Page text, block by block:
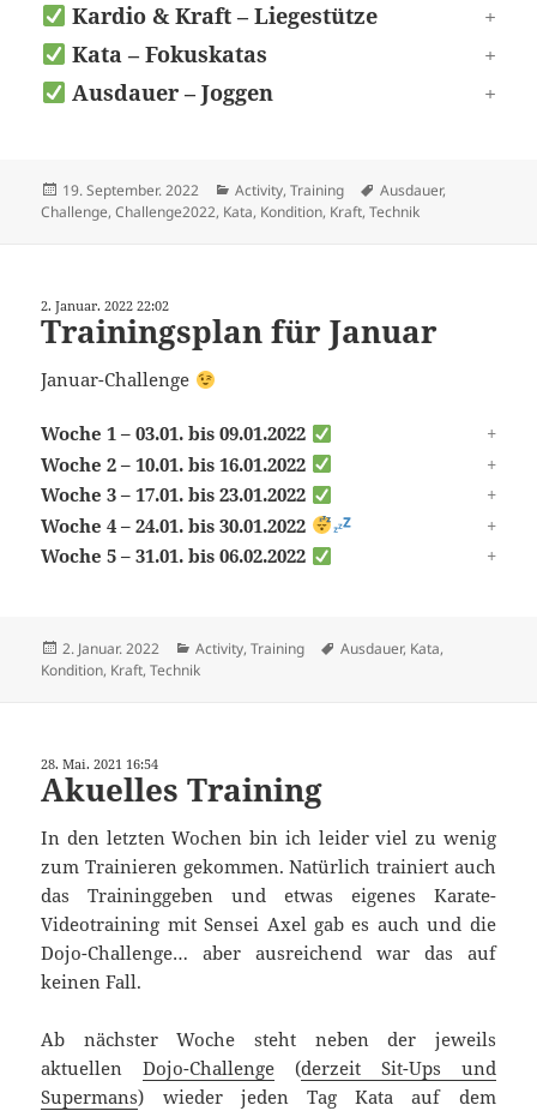
Kardio & Kraft – Liegestütze
Kata – Fokuskatas
Ausdauer – Joggen
Veröffentlicht
am
19. September. 2022 Kategorien
Activity,Training Schlagwörter
Ausdauer,
Challenge,Challenge2022, Kata, Kondition, Kraft,Technik
2. Januar. 2022 22:02
Trainingsplan für Januar
Januar-Challenge
Woche 1 – 03.01. bis 09.01.2022
Woche 2 – 10.01. bis 16.01.2022
Woche 3 – 17.01. bis 23.01.2022
Woche 4 – 24.01. bis 30.01.2022
Woche 5 – 31.01. bis 06.02.2022
Veröffentlicht
am
2. Januar. 2022 Kategorien
Activity,Training Schlagwörter
Ausdauer, Kata,
Kondition, Kraft,Technik
28. Mai. 2021 16:54
Akuelles Training
In den letzten Wochen bin ich leider viel zu wenig
zum Trainieren gekommen. Natürlich trainiert auch
das Traininggeben und etwas eigenes Karate-
Videotraining mit Sensei Axel gab es auch und die
Dojo-Challenge… aber ausreichend war das auf
keinen Fall.
Ab nächster Woche steht neben der jeweils
aktuellenDojo-Challenge (derzeit Sit-Ups und
Supermans) wieder jeden Tag Kata auf dem